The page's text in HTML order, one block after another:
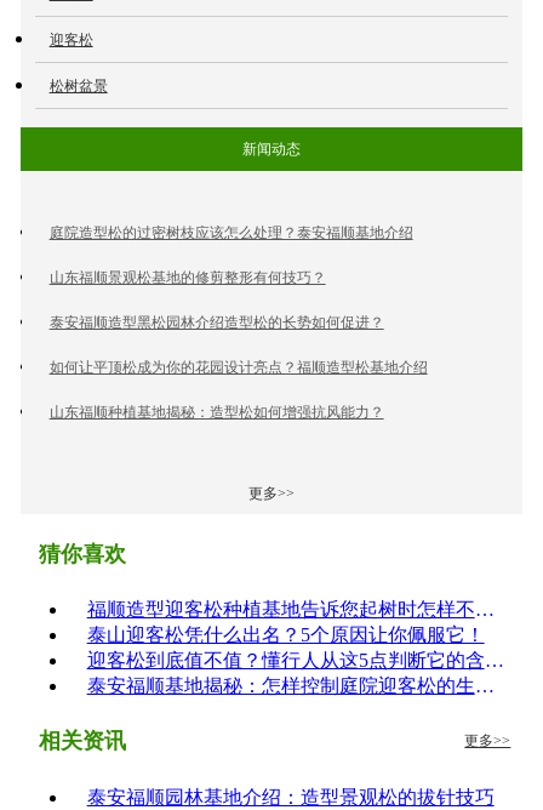
迎客松
松树盆景
新闻动态
庭院造型松的过密树枝应该怎么处理？泰安福顺基地介绍
山东福顺景观松基地的修剪整形有何技巧？
泰安福顺造型黑松园林介绍造型松的长势如何促进？
如何让平顶松成为你的花园设计亮点？福顺造型松基地介绍
山东福顺种植基地揭秘：造型松如何增强抗风能力？
更多>>
猜你喜欢
福顺造型迎客松种植基地告诉您起树时怎样不伤根
泰山迎客松凭什么出名？5个原因让你佩服它！
迎客松到底值不值？懂行人从这5点判断它的含金量！
泰安福顺基地揭秘：怎样控制庭院迎客松的生长？
相关资讯 更多>>
泰安福顺园林基地介绍：造型景观松的拔针技巧